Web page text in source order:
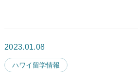
2023.01.08
ハワイ留学情報